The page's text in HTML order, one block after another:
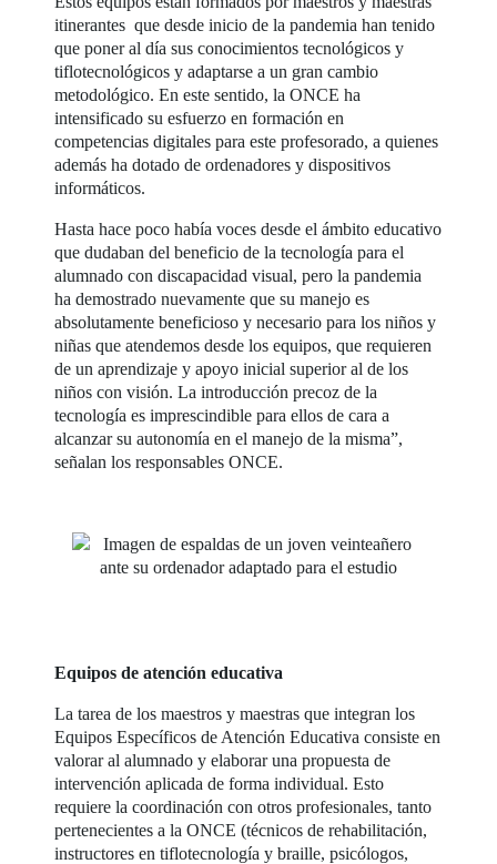
itinerantes que desde inicio de la pandemia han tenido
que poner al día sus conocimientos tecnológicos y
tiflotecnológicos y adaptarse a un gran cambio
metodológico. En este sentido, la ONCE ha
intensificado su esfuerzo en formación en
competencias digitales para este profesorado, a quienes
además ha dotado de ordenadores y dispositivos
informáticos.
Hasta hace poco había voces desde el ámbito educativo
que dudaban del beneficio de la tecnología para el
alumnado con discapacidad visual, pero la pandemia
ha demostrado nuevamente que su manejo es
absolutamente beneficioso y necesario para los niños y
niñas que atendemos desde los equipos, que requieren
de un aprendizaje y apoyo inicial superior al de los
niños con visión. La introducción precoz de la
tecnología es imprescindible para ellos de cara a
alcanzar su autonomía en el manejo de la misma”,
señalan los responsables ONCE.
Equipos de atención educativa
La tarea de los maestros y maestras que integran los
Equipos Específicos de Atención Educativa consiste en
valorar al alumnado y elaborar una propuesta de
intervención aplicada de forma individual. Esto
requiere la coordinación con otros profesionales, tanto
pertenecientes a la ONCE (técnicos de rehabilitación,
instructores en tiflotecnología y braille, psicólogos,